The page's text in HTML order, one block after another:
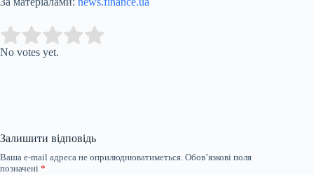
Rate this item:
No votes yet.
Залишити відповідь
Ваша e-mail адреса не оприлюднюватиметься. Обов’язкові поля
позначені *